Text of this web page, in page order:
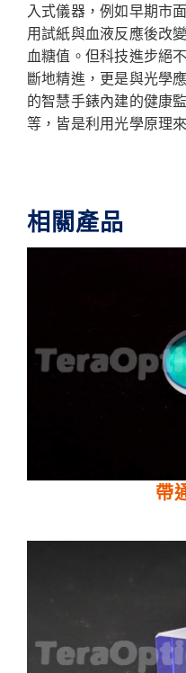
入式儀器，例如早期市
用試紙與血液反應後改
血糖值。但科技進步絕
斷地精進，更是與光學
的智慧手錶內建的健康
等，皆是利用光學原理
相關產品
帶